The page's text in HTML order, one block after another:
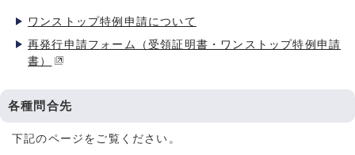
ワンストップ特例申請について
再発行申請フォーム（受領証明書・ワンストップ特例申請
書）
各種問合先
下記のページをご覧ください。